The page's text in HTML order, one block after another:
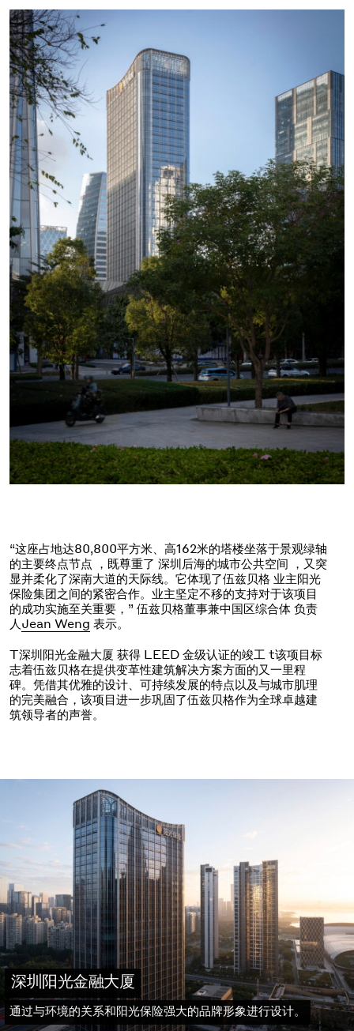
“这座占地达80,800平方米、高162米的塔楼坐落于景观绿轴
的主要终点节点 ，既尊重了 深圳后海的城市公共空间 ，又突
显并柔化了深南大道的天际线。它体现了伍兹贝格 业主阳光
保险集团之间的紧密合作。业主坚定不移的支持对于该项目
的成功实施至关重要， ” 伍兹贝格董事兼中国区综合体 负责
人Jean Weng 表示。
T深圳阳光金融大厦 获得 LEED 金级认证的竣工 t该项目标
志着伍兹贝格在提供变革性建筑解决方案方面的又一里程
碑。凭借其优雅的设计、可持续发展的特点以及与城市肌理
的完美融合，该项目进一步巩固了伍兹贝格作为全球卓越建
筑领导者的声誉。
深圳阳光金融大厦
通过与环境的关系和阳光保险强大的品牌形象进行设计。